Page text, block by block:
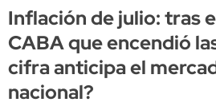
Inflación de julio: tras
CABA que encendió
cifra anticipa el
nacional?